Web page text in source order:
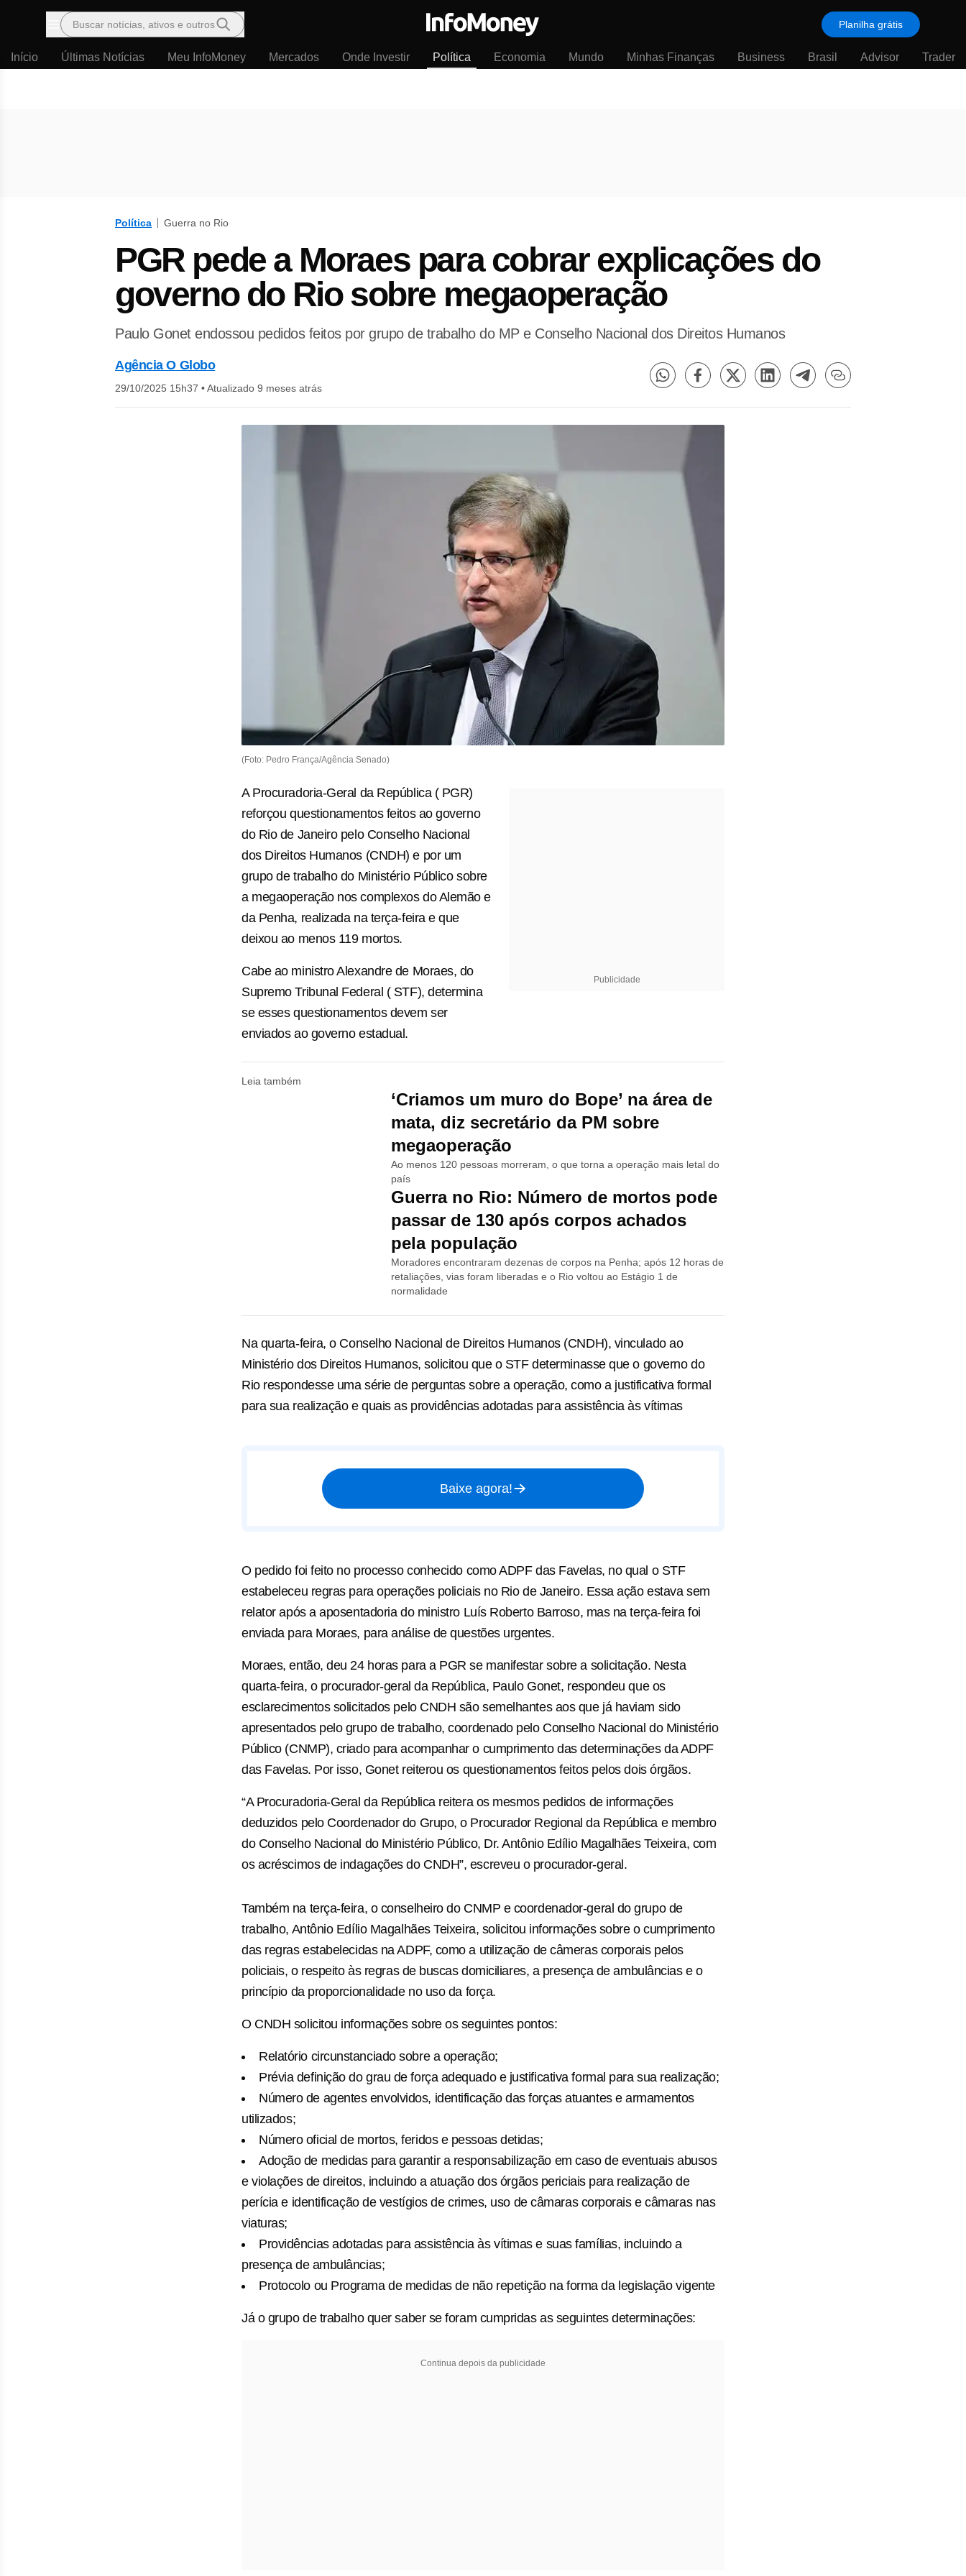
Menu
Buscar notícias, ativos e outros Planilha grátis
Início Últimas Notícias Meu InfoMoney Mercados Onde Investir Política Economia Mundo Minhas Finanças Business Brasil Advisor Trader
Política Guerra no Rio
PGR pede a Moraes para cobrar explicações do
governo do Rio sobre megaoperação
Paulo Gonet endossou pedidos feitos por grupo de trabalho do MP e Conselho Nacional dos Direitos Humanos
Agência O Globo
29/10/2025 15h37 •Atualizado 9 meses atrás
(Foto: Pedro França/Agência Senado)
Publicidade
A Procuradoria-Geral da República ( PGR)
reforçou questionamentos feitos ao governo
do Rio de Janeiro pelo Conselho Nacional
dos Direitos Humanos (CNDH) e por um
grupo de trabalho do Ministério Público sobre
a megaoperação nos complexos do Alemão e
da Penha, realizada na terça-feira e que
deixou ao menos 119 mortos.
Cabe ao ministro Alexandre de Moraes, do
Supremo Tribunal Federal ( STF), determina
se esses questionamentos devem ser
enviados ao governo estadual.
Leia também
‘Criamos um muro do Bope’ na área de
mata, diz secretário da PM sobre
megaoperação
Ao menos 120 pessoas morreram, o que torna a operação mais letal do
país
Guerra no Rio: Número de mortos pode
passar de 130 após corpos achados
pela população
Moradores encontraram dezenas de corpos na Penha; após 12 horas de
retaliações, vias foram liberadas e o Rio voltou ao Estágio 1 de
normalidade
Na quarta-feira, o Conselho Nacional de Direitos Humanos (CNDH), vinculado ao
Ministério dos Direitos Humanos, solicitou que o STF determinasse que o governo do
Rio respondesse uma série de perguntas sobre a operação, como a justificativa formal
para sua realização e quais as providências adotadas para assistência às vítimas
Baixe agora!
O pedido foi feito no processo conhecido como ADPF das Favelas, no qual o STF
estabeleceu regras para operações policiais no Rio de Janeiro. Essa ação estava sem
relator após a aposentadoria do ministro Luís Roberto Barroso, mas na terça-feira foi
enviada para Moraes, para análise de questões urgentes.
Moraes, então, deu 24 horas para a PGR se manifestar sobre a solicitação. Nesta
quarta-feira, o procurador-geral da República, Paulo Gonet, respondeu que os
esclarecimentos solicitados pelo CNDH são semelhantes aos que já haviam sido
apresentados pelo grupo de trabalho, coordenado pelo Conselho Nacional do Ministério
Público (CNMP), criado para acompanhar o cumprimento das determinações da ADPF
das Favelas. Por isso, Gonet reiterou os questionamentos feitos pelos dois órgãos.
“A Procuradoria-Geral da República reitera os mesmos pedidos de informações
deduzidos pelo Coordenador do Grupo, o Procurador Regional da República e membro
do Conselho Nacional do Ministério Público, Dr. Antônio Edílio Magalhães Teixeira, com
os acréscimos de indagações do CNDH”, escreveu o procurador-geral.
Também na terça-feira, o conselheiro do CNMP e coordenador-geral do grupo de
trabalho, Antônio Edílio Magalhães Teixeira, solicitou informações sobre o cumprimento
das regras estabelecidas na ADPF, como a utilização de câmeras corporais pelos
policiais, o respeito às regras de buscas domiciliares, a presença de ambulâncias e o
princípio da proporcionalidade no uso da força.
O CNDH solicitou informações sobre os seguintes pontos:
Relatório circunstanciado sobre a operação;
Prévia definição do grau de força adequado e justificativa formal para sua realização;
Número de agentes envolvidos, identificação das forças atuantes e armamentos
utilizados;
Número oficial de mortos, feridos e pessoas detidas;
Adoção de medidas para garantir a responsabilização em caso de eventuais abusos
e violações de direitos, incluindo a atuação dos órgãos periciais para realização de
perícia e identificação de vestígios de crimes, uso de câmaras corporais e câmaras nas
viaturas;
Providências adotadas para assistência às vítimas e suas famílias, incluindo a
presença de ambulâncias;
Protocolo ou Programa de medidas de não repetição na forma da legislação vigente
Já o grupo de trabalho quer saber se foram cumpridas as seguintes determinações:
Continua depois da publicidade